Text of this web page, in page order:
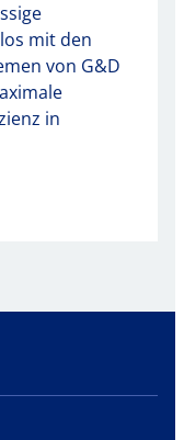
mit den
von G&D
in